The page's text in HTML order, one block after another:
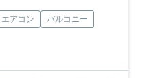
エアコン
バルコニー